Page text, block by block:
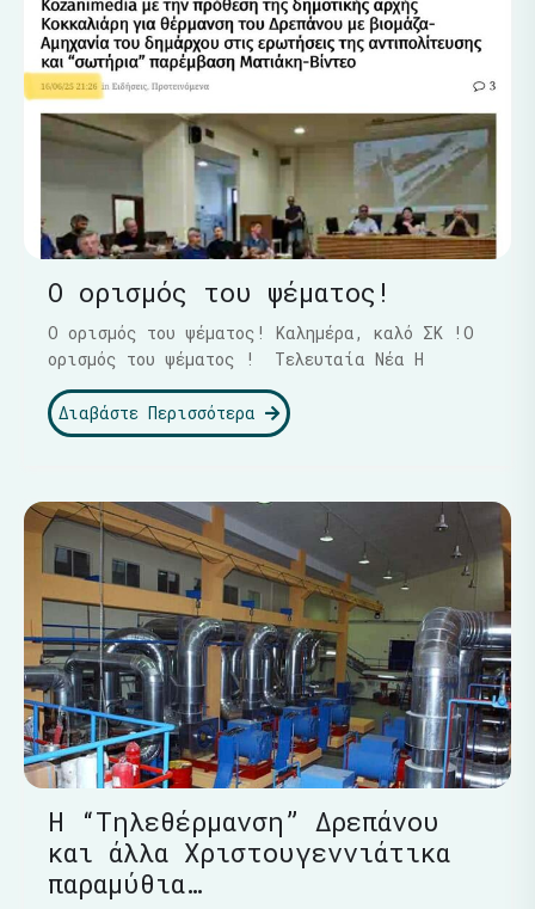
Ο ορισμός του ψέματος!
Ο ορισμός του ψέματος! Καλημέρα, καλό ΣΚ !Ο
ορισμός του ψέματος ! Τελευταία Νέα Η
Διαβάστε Περισσότερα
Η “Τηλεθέρμανση” Δρεπάνου
και άλλα Χριστουγεννιάτικα
παραμύθια…